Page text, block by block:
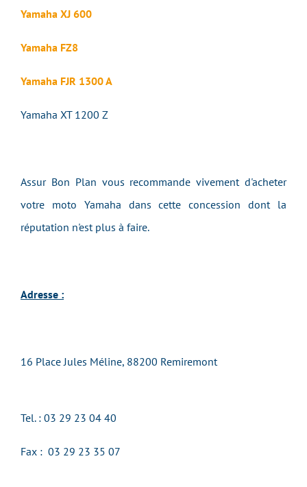
Yamaha XJ 600
Yamaha FZ8
Yamaha FJR 1300 A
Yamaha XT 1200 Z
Assur Bon Plan vous recommande vivement d'acheter
votre moto Yamaha dans cette concession dont la
réputation n'est plus à faire.
Adresse :
16 Place Jules Méline, 88200 Remiremont
Tel. : 03 29 23 04 40
Fax : 03 29 23 35 07